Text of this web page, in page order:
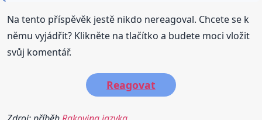
Na tento příspěvěk jestě nikdo nereagoval. Chcete se k
němu vyjádřit? Klikněte na tlačítko a budete moci vložit
svůj komentář.
Reagovat